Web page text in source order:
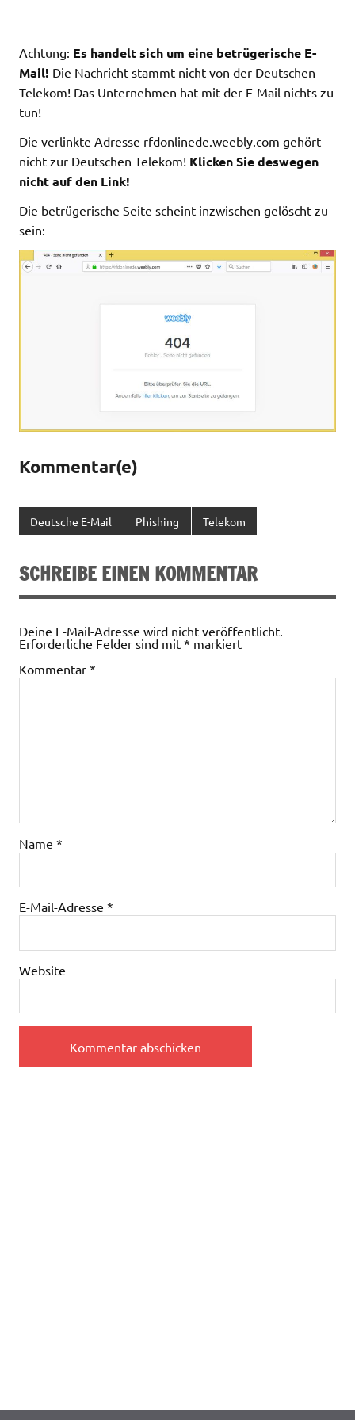
Achtung: Es handelt sich um eine betrügerische E-
Mail! Die Nachricht stammt nicht von der Deutschen
Telekom! Das Unternehmen hat mit der E-Mail nichts zu
tun!
Die verlinkte Adresse rfdonlinede.weebly.com gehört
nicht zur Deutschen Telekom! Klicken Sie deswegen
nicht auf den Link!
Die betrügerische Seite scheint inzwischen gelöscht zu
sein:
Kommentar(e)
Deutsche E-Mail Phishing Telekom
SCHREIBE EINEN KOMMENTAR
Deine E-Mail-Adresse wird nicht veröffentlicht.
Erforderliche Felder sind mit * markiert
Kommentar *
Name *
E-Mail-Adresse *
Website